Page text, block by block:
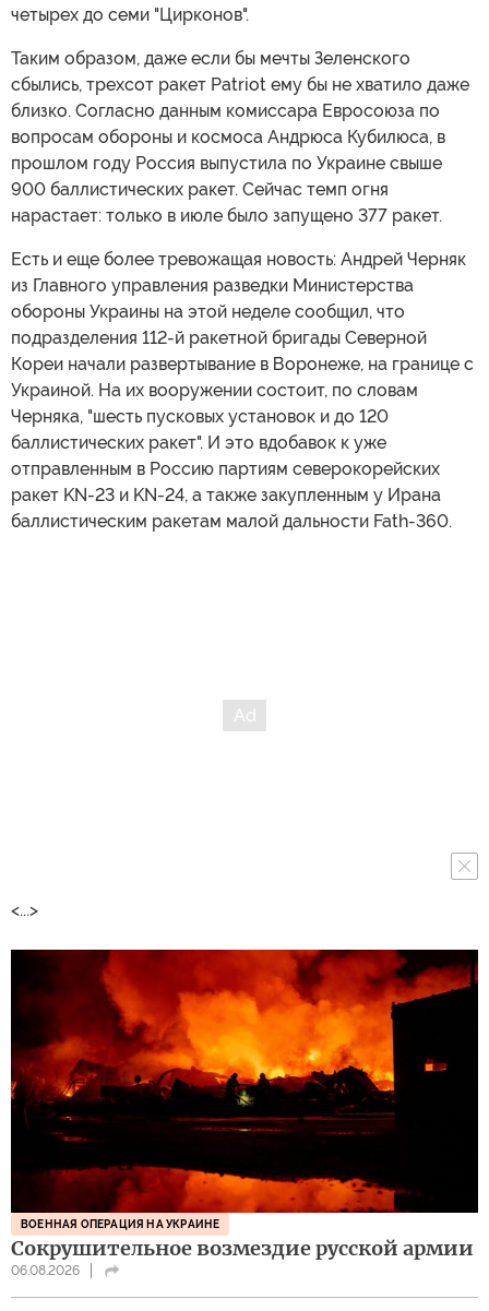
четырех до семи "Цирконов".
Таким образом, даже если бы мечты Зеленского
сбылись, трехсот ракет Patriot ему бы не хватило даже
близко. Согласно данным комиссара Евросоюза по
вопросам обороны и космоса Андрюса Кубилюса, в
прошлом году Россия выпустила по Украине свыше
900 баллистических ракет. Сейчас темп огня
нарастает: только в июле было запущено 377 ракет.
Есть и еще более тревожащая новость: Андрей Черняк
из Главного управления разведки Министерства
обороны Украины на этой неделе сообщил, что
подразделения 112-й ракетной бригады Северной
Кореи начали развертывание в Воронеже, на границе с
Украиной. На их вооружении состоит, по словам
Черняка, "шесть пусковых установок и до 120
баллистических ракет". И это вдобавок к уже
отправленным в Россию партиям северокорейских
ракет KN-23 и KN-24, а также закупленным у Ирана
баллистическим ракетам малой дальности Fath-360.
<...>
ВОЕННАЯ ОПЕРАЦИЯ НА УКРАИНЕ
Сокрушительное возмездие русской армии
06.08.2026